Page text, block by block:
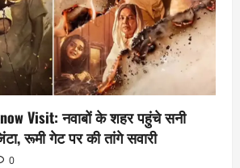
Visit: नवाबों के शहर पहुंचे सनी
रूमी गेट पर की तांगे सवारी
0